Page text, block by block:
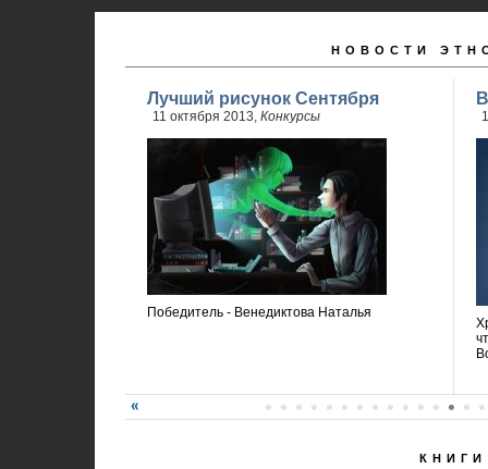
НОВОСТИ
Лучший рисунок Сентября
11 октября 2013, Конкурсы
Победитель - Венедиктова Наталья
КНИГИ